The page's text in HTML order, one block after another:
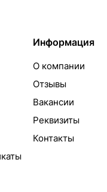
Информация
О компании
Отзывы
Вакансии
Реквизиты
Контакты